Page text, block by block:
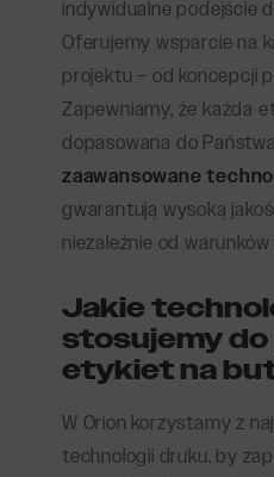
indywidualne podejście
Oferujemy wsparcie na
projektu – od koncepcji
Zapewniamy, że każda
dopasowana do
zaawansowane
gwarantują wysoką
niezależnie od
Jakie
stosujemy
etykiet na
W Orion korzystamy z
technologii druku, by